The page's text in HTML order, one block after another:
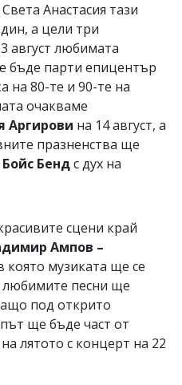
Анастасия тази
а цели три
август любимата
бъде парти епицентър
на 80-те и 90-те на
очакваме
Аргирови на 14 август, а
празненства ще
Бендс дух на
сцени край
Ампов –
която музиката ще се
любимите песни ще
под открито
ще бъде част от
лятото с концерт на 22